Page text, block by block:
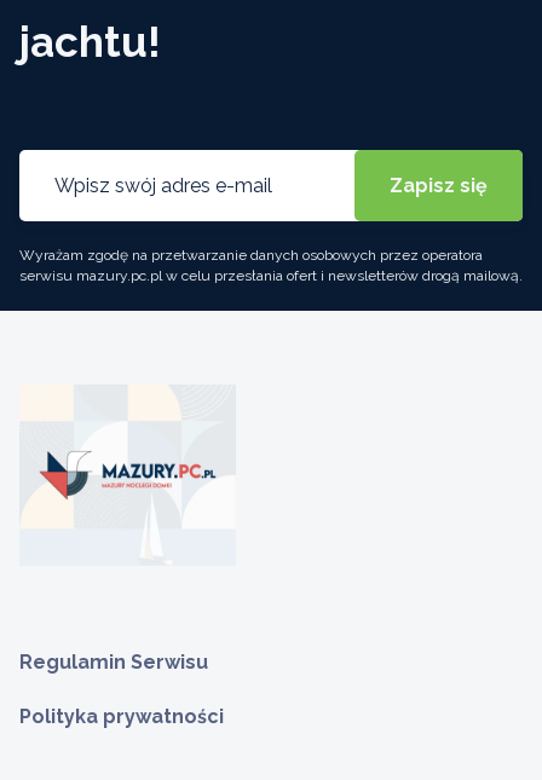
jachtu!
Wyrażam zgodę na przetwarzanie danych osobowych przez operatora
serwisu mazury.pc.pl w celu przesłania ofert i newsletterów drogą mailową.
Regulamin Serwisu
Polityka prywatności